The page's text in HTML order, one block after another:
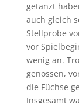
getanzt
auch gleich
Stellprobe
vor
wenig an.
genossen,
die Füchse
Insgesamt